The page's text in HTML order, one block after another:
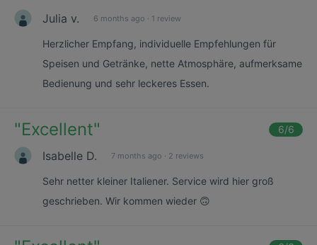
Julia v. 6 months ago · 1 review
Herzlicher Empfang, individuelle Empfehlungen für
Speisen und Getränke, nette Atmosphäre, aufmerksame
Bedienung und sehr leckeres Essen.
"Excellent" 6/6
Isabelle D. 7 months ago · 2 reviews
Sehr netter kleiner Italiener. Service wird hier groß
geschrieben. Wir kommen wieder 🙃